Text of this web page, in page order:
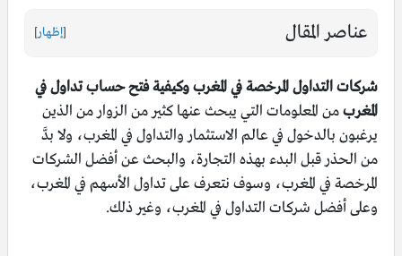
عناصر المقال [إظهار]
شركات التداول المرخصة في المغرب وكيفية فتح حساب تداول في
المغربمن المعلومات التي يبحث عنها كثير من الزوار من الذين
يرغبون بالدخول في عالم الاستثمار والتداول في المغرب، ولا بدَّ
من الحذر قبل البدء بهذه التجارة، والبحث عن أفضل الشركات
المرخصة في المغرب، وسوف نتعرف على تداول الأسهم في المغرب،
وعلى أفضل شركات التداول في المغرب، وغير ذلك.